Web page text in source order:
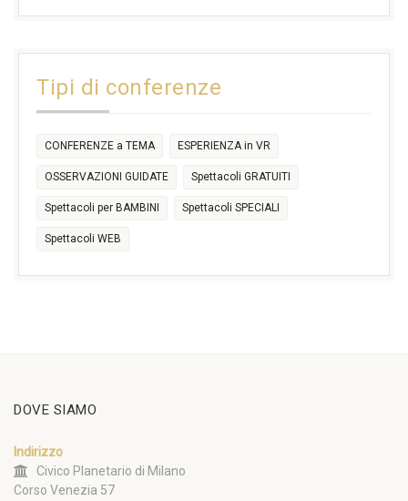
17:30
Tipi di conferenze
CONFERENZE a TEMA ESPERIENZA in VR
OSSERVAZIONI GUIDATE Spettacoli GRATUITI
Spettacoli per BAMBINI Spettacoli SPECIALI
Spettacoli WEB
DOVE SIAMO
Indirizzo
Civico Planetario di Milano
Corso Venezia 57